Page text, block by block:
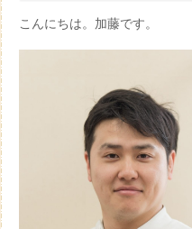
こんにちは。加藤です。